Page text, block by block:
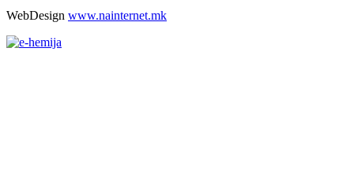
WebDesign www.nainternet.mk